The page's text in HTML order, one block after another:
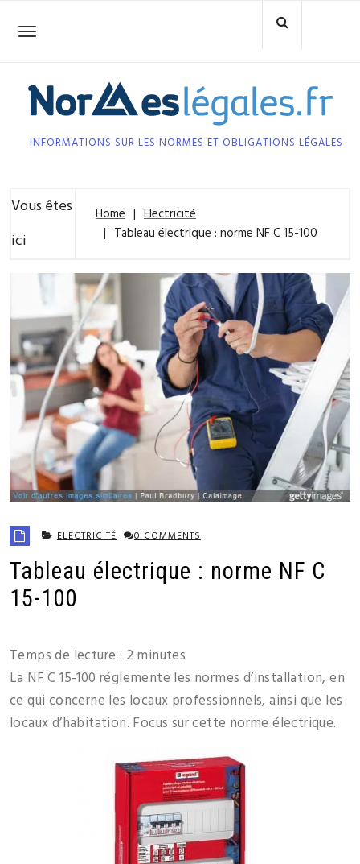
Toggle
INFORMATIONS SUR LES NORMES ET OBLIGATIONS LÉGALES
Vous êtes
ici
Home
Electricité
Tableau électrique : norme NF C 15-100
ELECTRICITÉ 0 COMMENTS
Tableau électrique : norme NF C
15-100
Temps de lecture : 2 minutes
La NF C 15-100 réglemente les normes d’installation, en
ce qui concerne les locaux professionnels, ainsi que les
locaux d’habitation. Focus sur cette norme électrique.